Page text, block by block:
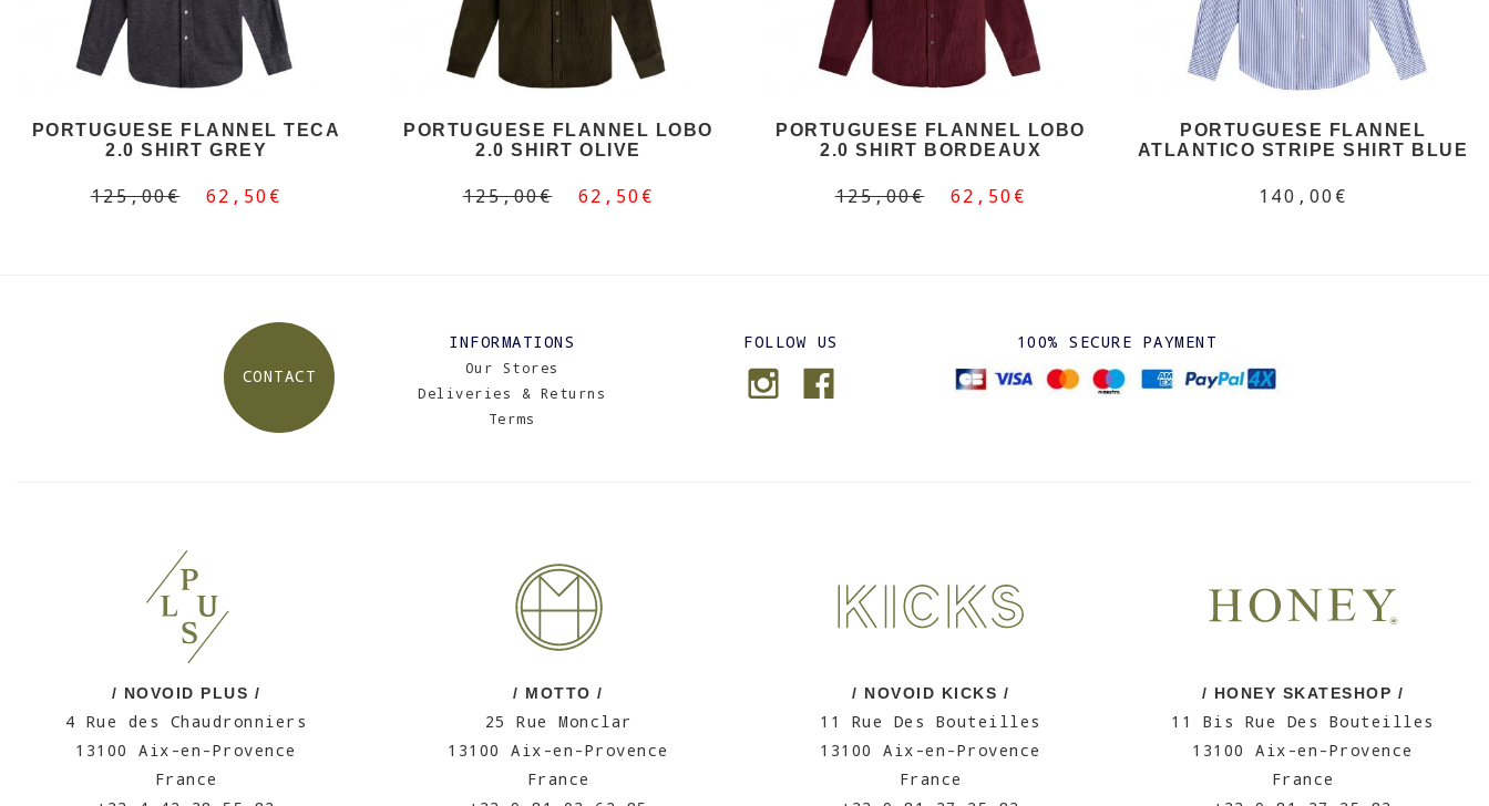
PORTUGUESE FLANNEL TECA
2.0 SHIRT GREY
125,00€ 62,50€
PORTUGUESE FLANNEL LOBO
2.0 SHIRT OLIVE
125,00€ 62,50€
PORTUGUESE FLANNEL LOBO
2.0 SHIRT BORDEAUX
125,00€ 62,50€
PORTUGUESE FLANNEL
ATLANTICO STRIPE SHIRT BLUE
140,00€
CONTACT
INFORMATIONS
Our Stores
Deliveries & Returns
Terms
FOLLOW US 100% SECURE PAYMENT
/ NOVOID PLUS /
4 Rue des Chaudronniers
13100 Aix-en-Provence
France
/ MOTTO /
25 Rue Monclar
13100 Aix-en-Provence
France
/ NOVOID KICKS /
11 Rue Des Bouteilles
13100 Aix-en-Provence
France
/ HONEY SKATESHOP /
11 Bis Rue Des Bouteilles
13100 Aix-en-Provence
France